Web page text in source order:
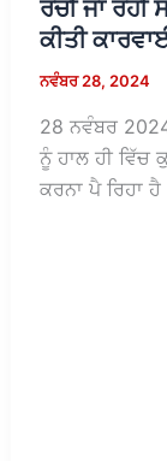
ਰਚੀ ਜਾ
ਕੀਤੀ
ਨਵੰਬਰ 28, 2024
28 ਨਵੰਬਰ
ਨੂੰ ਹਾਲ ਹੀ ਵਿੱਚ
ਕਰਨਾ ਪੈ ਰਿਹਾ